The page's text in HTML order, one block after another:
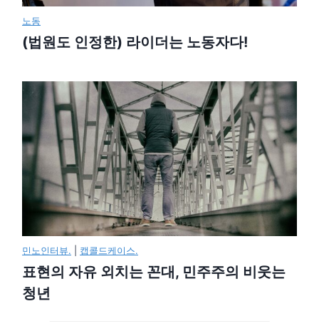
노동
(법원도 인정한) 라이더는 노동자다!
민노인터뷰. 캡콜드케이스.
표현의 자유 외치는 꼰대, 민주주의 비웃는
청년